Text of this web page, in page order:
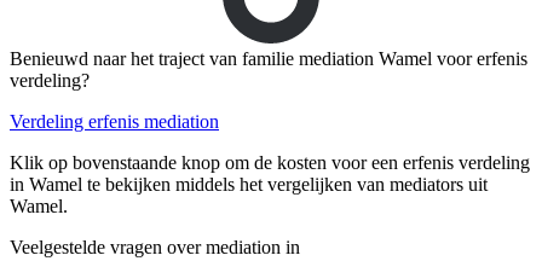
Benieuwd naar het traject van familie mediation Wamel voor erfenis
verdeling?
Verdeling erfenis mediation
Klik op bovenstaande knop om de kosten voor een erfenis verdeling
in Wamel te bekijken middels het vergelijken van mediators uit
Wamel.
Veelgestelde vragen over mediation in